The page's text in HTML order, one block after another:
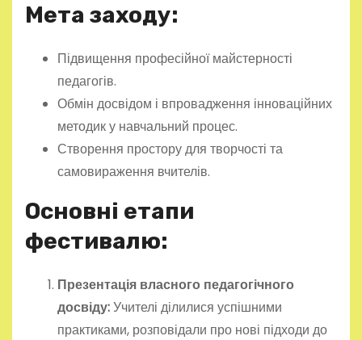
Мета заходу:
Підвищення професійної майстерності
педагогів.
Обмін досвідом і впровадження інноваційних
методик у навчальний процес.
Створення простору для творчості та
самовираження вчителів.
Основні етапи
фестивалю:
Презентація власного педагогічного
досвіду:Учителі ділилися успішними
практиками, розповідали про нові підходи до